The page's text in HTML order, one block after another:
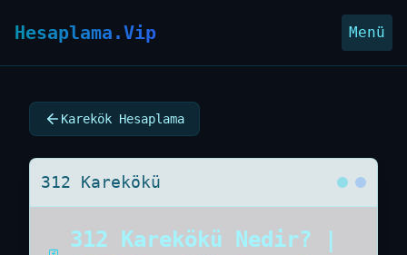
Hesaplama.Vip Menü
Karekök Hesaplama
312 Karekökü
312 Karekökü Nedir? |